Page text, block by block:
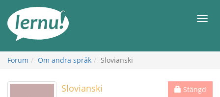
sidans
innehåll
Meny
Forum Om andra språk Slovianski
Stängd
Slovianski